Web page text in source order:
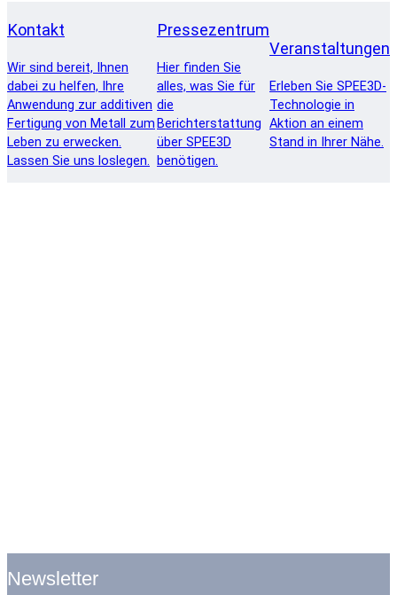
Kontakt
Wir sind bereit, Ihnen
dabei zu helfen, Ihre
Anwendung zur additiven
Fertigung von Metall zum
Leben zu erwecken.
Lassen Sie uns loslegen.
Pressezentrum
Hier finden Sie
alles, was Sie für
die
Berichterstattung
über SPEE3D
benötigen.
Veranstaltungen
Erleben Sie SPEE3D-
Technologie in
Aktion an einem
Stand in Ihrer Nähe.
Newsletter